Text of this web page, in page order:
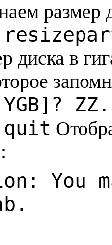
размер
диска в
quit
You